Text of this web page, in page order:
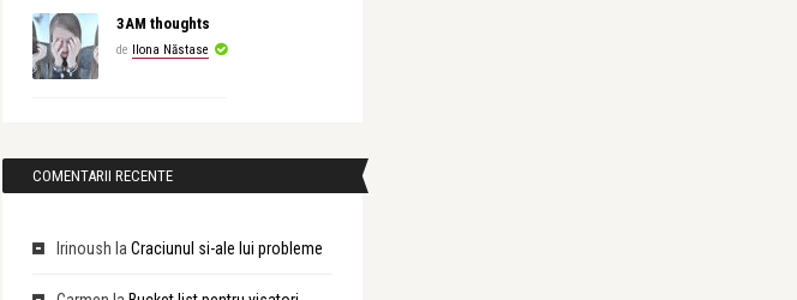
3AM thoughts
de Ilona Năstase
COMENTARII RECENTE
Irinoush la Craciunul si-ale lui probleme